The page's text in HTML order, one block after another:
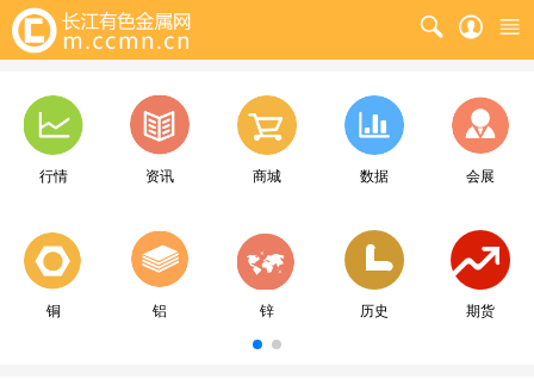
行情 资讯 商城 数据 会展
铜 铝 锌 历史 期货